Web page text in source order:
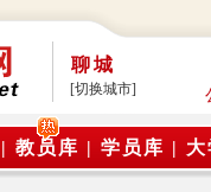
聊城
[切换城市]
| 教员库 | 学员库 |